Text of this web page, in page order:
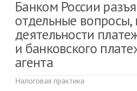
Банком России
отдельные
деятельности
и банковского
агента
Налоговая практика